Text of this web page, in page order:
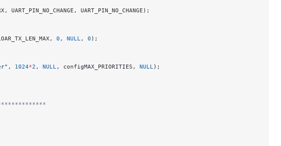
UART_PIN_NO_CHANGE, UART_PIN_NO_CHANGE);
0 , NULL, 0 );
, 1024*2 , NULL, configMAX_PRIORITIES, NULL);